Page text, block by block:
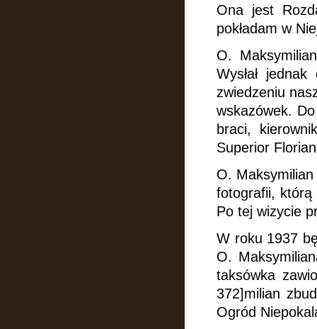
Ona jest
pokładam w
O.
Wysłał
zwiedzeniu
wskazówek.
braci,
Superior
O. Maksymilian
fotografii, którą
Po tej wizycie
W roku 1937
O.
taksówka
372]milian
Ogród